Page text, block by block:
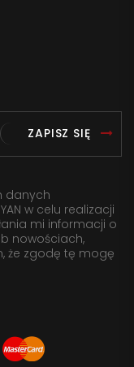
ZAPISZ SIĘ
danych
w celu realizacji
mi informacji o
nowościach,
że zgodę tę mogę